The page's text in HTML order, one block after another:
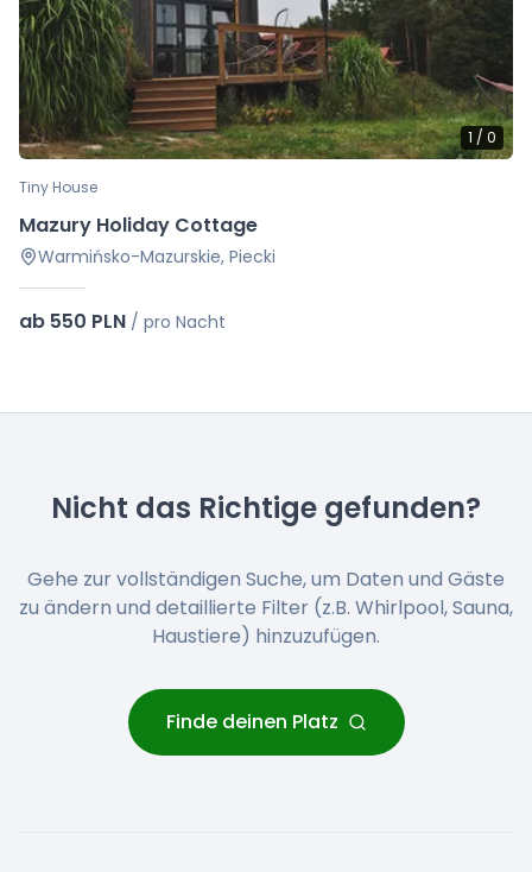
1 / 0
Tiny House
Mazury Holiday Cottage
Warmińsko-Mazurskie, Piecki
ab 550 PLN / pro Nacht
Nicht das Richtige gefunden?
Gehe zur vollständigen Suche, um Daten und Gäste
zu ändern und detaillierte Filter (z.B. Whirlpool, Sauna,
Haustiere) hinzuzufügen.
Finde deinen Platz